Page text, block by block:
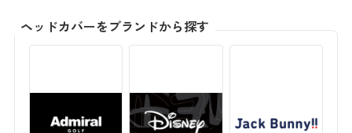
ヘッドカバーをブランドから探す